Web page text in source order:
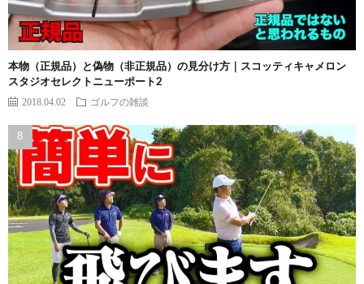
本物（正規品）と偽物（非正規品）の見分け方｜スコッティキャメロン
スタジオセレクトニューポート2
2018.04.02 ゴルフの雑談